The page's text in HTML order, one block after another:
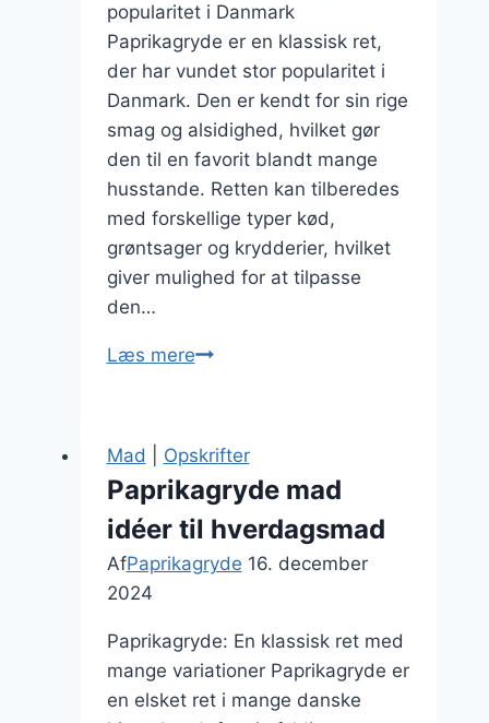
popularitet i Danmark
Paprikagryde er en klassisk ret,
der har vundet stor popularitet i
Danmark. Den er kendt for sin rige
smag og alsidighed, hvilket gør
den til en favorit blandt mange
husstande. Retten kan tilberedes
med forskellige typer kød,
grøntsager og krydderier, hvilket
giver mulighed for at tilpasse
den…
Læs merePaprikagryde
og
Mad Opskrifter
Paprikagryde mad
idéer til hverdagsmad
AfPaprikagryde 16. december
2024
Paprikagryde: En klassisk ret med
mange variationer Paprikagryde er
en elsket ret i mange danske